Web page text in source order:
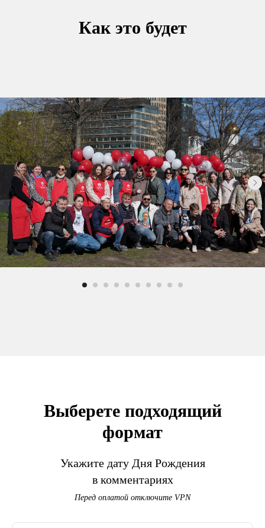
Как это будет
Выберете подходящий
формат
Укажите дату Дня Рождения
в комментариях
Перед оплатой отключите VPN